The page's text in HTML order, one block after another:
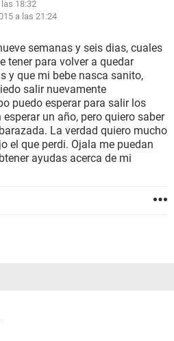
18:32
a las 21:24
semanas y seis dias, cuales
tener para volver a quedar
y que mi bebe nasca sanito,
salir nuevamente
puedo esperar para salir los
un año, pero quiero saber
La verdad quiero mucho
el que perdi. Ojala me puedan
ayudas acerca de mi